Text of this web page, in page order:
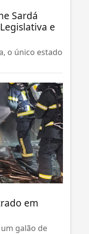
Sardá
e
o único estado
em
galão de